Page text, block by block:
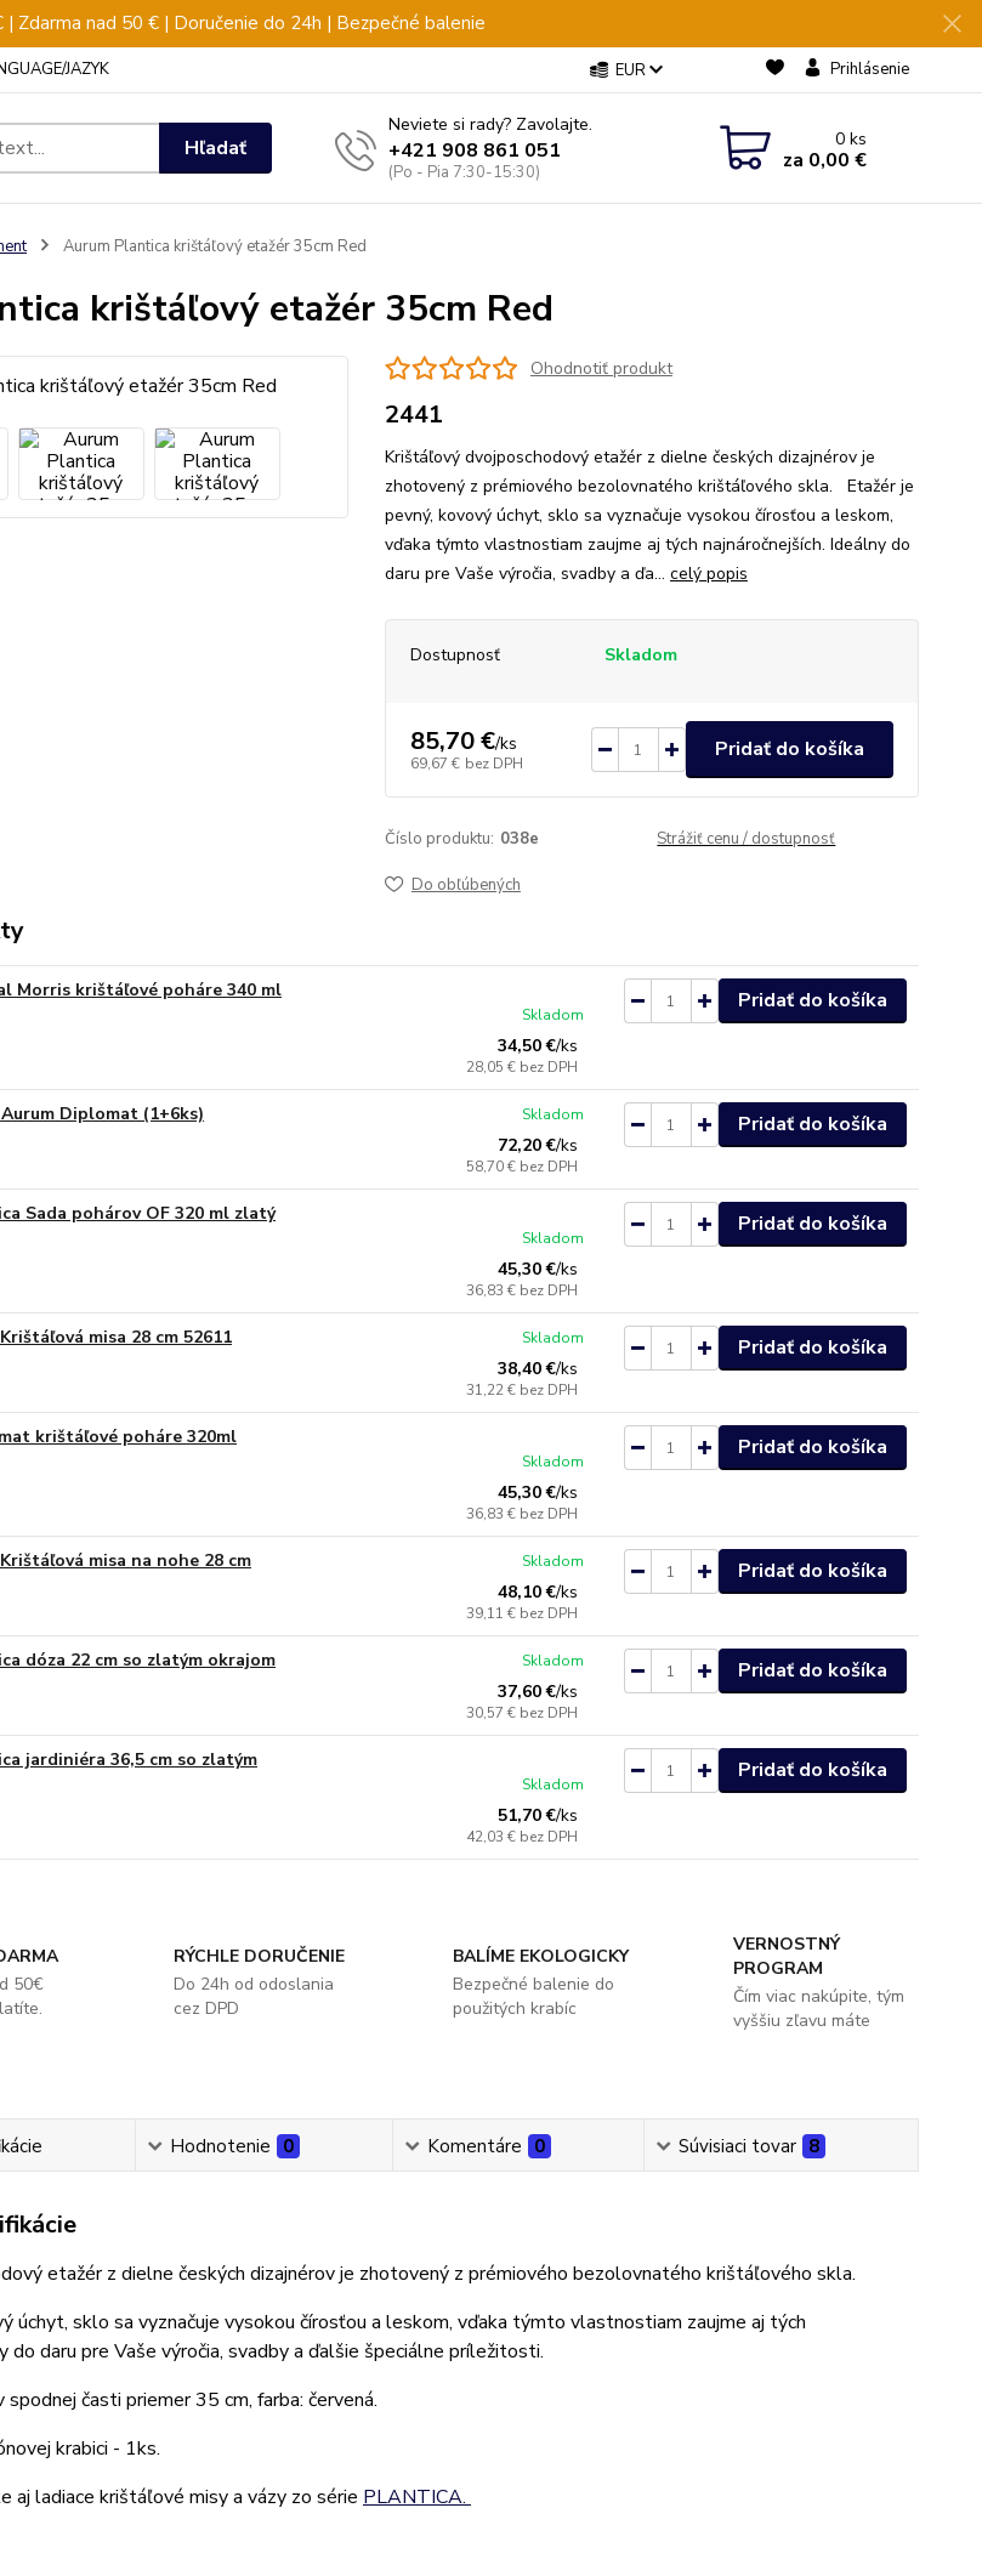
| Zdarma nad 50 € | Doručenie do 24h | Bezpečné balenie
JAZYK EUR Prihlásenie
Hľadať
Neviete si rady? Zavolajte.
+421 908 861 051
(Po - Pia 7:30-15:30)
0ks
za 0,00 €
Aurum Plantica krištáľový etažér 35cm Red
krištáľový etažér 35cm Red
Ohodnotiť produkt
2441
Krištáľový dvojposchodový etažér z dielne českých dizajnérov je
zhotovený z prémiového bezolovnatého krištáľového skla. Etažér je
pevný, kovový úchyt, sklo sa vyznačuje vysokou čírosťou a leskom,
vďaka týmto vlastnostiam zaujme aj tých najnáročnejších. Ideálny do
daru pre Vaše výročia, svadby a ďa... celý popis
Dostupnosť Skladom
85,70 €/ks
69,67 € bez DPH
Pridať do košíka
Číslo produktu: 038e Strážiť cenu / dostupnosť
Do obľúbených
Morris krištáľové poháre 340 ml
34,50 €/ks
28,05 € bez DPH
Skladom
Pridať do košíka
Diplomat (1+6ks)
72,20 €/ks
58,70 € bez DPH
Skladom Pridať do košíka
Sada pohárov OF 320 ml zlatý
45,30 €/ks
36,83 € bez DPH
Skladom
Pridať do košíka
misa 28 cm 52611
38,40 €/ks
31,22 € bez DPH
Skladom Pridať do košíka
krištáľové poháre 320ml
45,30 €/ks
36,83 € bez DPH
Skladom
Pridať do košíka
misa na nohe 28 cm
48,10 €/ks
39,11 € bez DPH
Skladom Pridať do košíka
dóza 22 cm so zlatým okrajom
37,60 €/ks
30,57 € bez DPH
Skladom Pridať do košíka
jardiniéra 36,5 cm so zlatým
51,70 €/ks
42,03 € bez DPH
Skladom
Pridať do košíka
50€
RÝCHLE DORUČENIE
Do 24h od odoslania
cez DPD
BALÍME EKOLOGICKY
Bezpečné balenie do
použitých krabíc
VERNOSTNÝ
PROGRAM
Čím viac nakúpite, tým
vyššiu zľavu máte
Hodnotenie 0 Komentáre 0 Súvisiaci tovar 8
etažér z dielne českých dizajnérov je zhotovený z prémiového bezolovnatého krištáľového skla.
úchyt, sklo sa vyznačuje vysokou čírosťou a leskom, vďaka týmto vlastnostiam zaujme aj tých
do daru pre Vaše výročia, svadby a ďalšie špeciálne príležitosti.
časti priemer 35 cm, farba: červená.
krabici - 1ks.
aj ladiace krištáľové misy a vázy zo série PLANTICA.